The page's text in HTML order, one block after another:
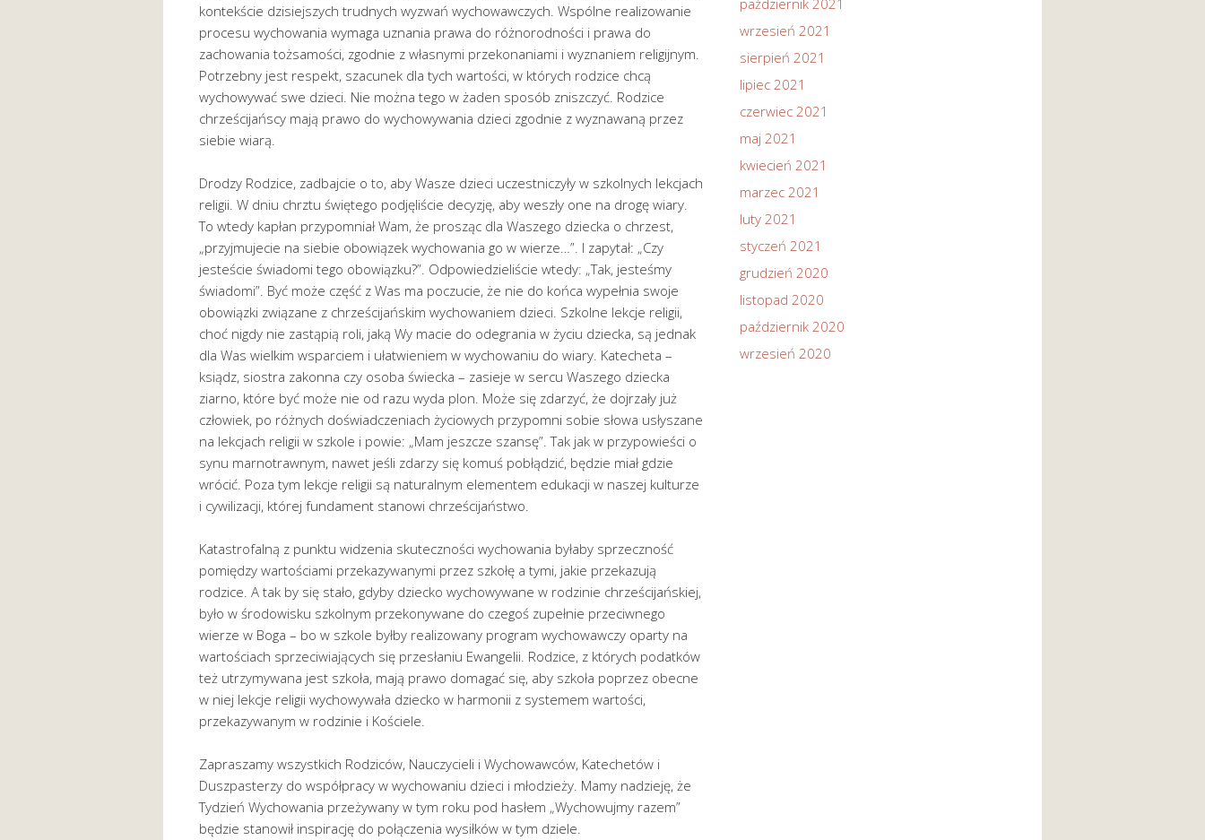
kontekście dzisiejszych trudnych wyzwań wychowawczych. Wspólne realizowanie
procesu wychowania wymaga uznania prawa do różnorodności i prawa do
zachowania tożsamości, zgodnie z własnymi przekonaniami i wyznaniem religijnym.
Potrzebny jest respekt, szacunek dla tych wartości, w których rodzice chcą
wychowywać swe dzieci. Nie można tego w żaden sposób zniszczyć. Rodzice
chrześcijańscy mają prawo do wychowywania dzieci zgodnie z wyznawaną przez
siebie wiarą.
Drodzy Rodzice, zadbajcie o to, aby Wasze dzieci uczestniczyły w szkolnych lekcjach
religii. W dniu chrztu świętego podjęliście decyzję, aby weszły one na drogę wiary.
To wtedy kapłan przypomniał Wam, że prosząc dla Waszego dziecka o chrzest,
„przyjmujecie na siebie obowiązek wychowania go w wierze…”. I zapytał: „Czy
jesteście świadomi tego obowiązku?”. Odpowiedzieliście wtedy: „Tak, jesteśmy
świadomi”. Być może część z Was ma poczucie, że nie do końca wypełnia swoje
obowiązki związane z chrześcijańskim wychowaniem dzieci. Szkolne lekcje religii,
choć nigdy nie zastąpią roli, jaką Wy macie do odegrania w życiu dziecka, są jednak
dla Was wielkim wsparciem i ułatwieniem w wychowaniu do wiary. Katecheta –
ksiądz, siostra zakonna czy osoba świecka – zasieje w sercu Waszego dziecka
ziarno, które być może nie od razu wyda plon. Może się zdarzyć, że dojrzały już
człowiek, po różnych doświadczeniach życiowych przypomni sobie słowa usłyszane
na lekcjach religii w szkole i powie: „Mam jeszcze szansę”. Tak jak w przypowieści o
synu marnotrawnym, nawet jeśli zdarzy się komuś pobłądzić, będzie miał gdzie
wrócić. Poza tym lekcje religii są naturalnym elementem edukacji w naszej kulturze
i cywilizacji, której fundament stanowi chrześcijaństwo.
Katastrofalną z punktu widzenia skuteczności wychowania byłaby sprzeczność
pomiędzy wartościami przekazywanymi przez szkołę a tymi, jakie przekazują
rodzice. A tak by się stało, gdyby dziecko wychowywane w rodzinie chrześcijańskiej,
było w środowisku szkolnym przekonywane do czegoś zupełnie przeciwnego
wierze w Boga – bo w szkole byłby realizowany program wychowawczy oparty na
wartościach sprzeciwiających się przesłaniu Ewangelii. Rodzice, z których podatków
też utrzymywana jest szkoła, mają prawo domagać się, aby szkoła poprzez obecne
w niej lekcje religii wychowywała dziecko w harmonii z systemem wartości,
przekazywanym w rodzinie i Kościele.
Zapraszamy wszystkich Rodziców, Nauczycieli i Wychowawców, Katechetów i
Duszpasterzy do współpracy w wychowaniu dzieci i młodzieży. Mamy nadzieję, że
Tydzień Wychowania przeżywany w tym roku pod hasłem „Wychowujmy razem”
będzie stanowił inspirację do połączenia wysiłków w tym dziele.
październik 2021
wrzesień 2021
sierpień 2021
lipiec 2021
czerwiec 2021
maj 2021
kwiecień 2021
marzec 2021
luty 2021
styczeń 2021
grudzień 2020
listopad 2020
październik 2020
wrzesień 2020